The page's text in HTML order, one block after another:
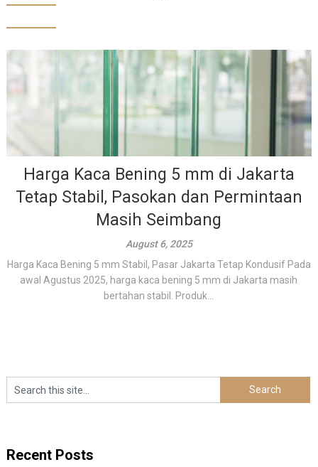
Harga Kaca Bening 5 mm di Jakarta
Tetap Stabil, Pasokan dan Permintaan
Masih Seimbang
August 6, 2025
Harga Kaca Bening 5 mm Stabil, Pasar Jakarta Tetap Kondusif Pada
awal Agustus 2025, harga kaca bening 5 mm di Jakarta masih
bertahan stabil. Produk...
Recent Posts